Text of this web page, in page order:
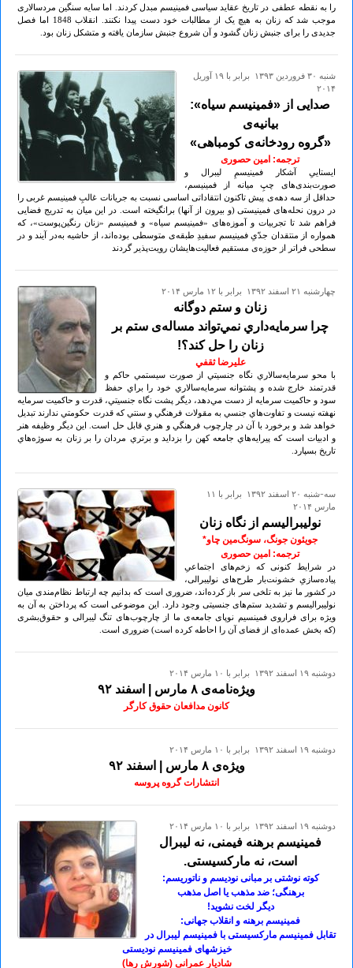
را به نقطه عطفی در تاریخ عقاید سیاسی فمینیسم مبدل کردند. اما سایه سنگین مردسالاری
موجب شد که زنان به هیچ یک از مطالبات خود دست پیدا نکنند. انقلاب 1848 اما فصل
جدیدی را برای جنبش زنان گشود و آن شروع جنبش سازمان یافته و متشکل زنان بود.
شنبه ۳۰ فروردين ۱۳۹۳ برابر با ۱۹ آوريل
۲۰۱۴
صدایی از «فمینیسم سیاه»:
بیانیه‌ی
«گروه رودخانه‌ی کومباهی»
ترجمه: امین حصوری
ایستاییِ آشکار فمینیسمِ لیبرال و
صورت‌بندی‌های چپِ میانه از فمینیسم،
حداقل از سه دهه‌ی پیش تاکنون انتقاداتی اساسی نسبت به جریانات غالبِ فمینیسم غربی را
در درون نحله‌های فمینیستی (و بیرون از آنها) برانگیخته است. در این میان به تدریج فضایی
فراهم شد تا تجربیات و آموزه‌‌های «فمینیسم سیاه» و فمینیسم «زنان رنگین‌پوست»، که
همواره از منتقدان جدّیِ فمینیسم سفیدِ طبقه‌ی متوسطی بوده‌اند،‌ از حاشیه‌‌‌ به‌در آیند و در
سطحی فراتر از حوزه‌ی مستقیم فعالیت‌هایشان رویت‌پذیر گردند
چهارشنبه ۲۱ اسفند ۱۳۹۲ برابر با ۱۲ مارس ۲۰۱۴
زنان و ستم دوگانه
چرا سرمايه‌داري نمي‌تواند مساله‌ی ستم بر
زنان را حل كند؟!
عليرضا ثقفي
با محو سرمايه‌سالاري نگاه جنسيتي از صورت سيستمي حاكم و
قدرتمند خارج شده و پشتوانه سرمايه‌سالاري خود را براي حفظ
سود و حاكميت سرمايه از دست مي‌دهد، ديگر پشت نگاه جنسيتي، قدرت و حاكميت سرمايه
نهفته نيست و تفاوت‌هاي جنسي به مقولات فرهنگي و سنتي كه قدرت حكومتي ندارند تبديل
خواهد شد و برخورد با آن در چارچوب فرهنگي و هنري قابل حل است. اين ديگر وظيفه هنر
و ادبيات است كه پيرايه‌هاي جامعه كهن را بزدايد و برتري مردان را بر زنان به سوژه‌هاي
تاريخ بسپارد.
سه-شنبه ۲۰ اسفند ۱۳۹۲ برابر با ۱۱
مارس ۲۰۱۴
نولیبرالیسم از نگاه زنان
جویئون جونگ، سونگ‌مین چاو*
ترجمه: امین حصوری
در شرایط کنونی که زخم‌های اجتماعیِ
پیاده‌سازیِ خشونت‌بار طرح‌های نولیبرالی،
در کشور ما نیز به تلخی سر باز کرده‌اند، ضروری است که بدانیم چه ارتباط نظام‌مندی میان
نولیبرالیسم و تشدید ستم‌های جنسیتی وجود دارد. این موضوعی است که پرداختن به آن به
ویژه برای فراروی فمینسیم نوپای جامعه‌ی ما از چارچوب‌های تنگ لیبرالی و حقوق‌بشری
(که بخش عمده‌ای از فضای آن را احاطه کرده است) ضروری است.
دوشنبه ۱۹ اسفند ۱۳۹۲ برابر با ۱۰ مارس ۲۰۱۴
ویژه‌نامه‌ی ۸ مارس | اسفند ۹۲
کانون مدافعان حقوق کارگر
دوشنبه ۱۹ اسفند ۱۳۹۲ برابر با ۱۰ مارس ۲۰۱۴
ویژه‌ی ۸ مارس | اسفند ۹۲
انتشارات گروه پروسه
دوشنبه ۱۹ اسفند ۱۳۹۲ برابر با ۱۰ مارس ۲۰۱۴
فمینیسم برهنه فیمنی، نه لیبرال
است، نه مارکسیستی.
کوته نوشتی بر مبانی نودیسم و ناتوریسم:
برهنگی؛ ضد مذهب یا اصل مذهب
دیگر لخت نشوید!
فمینیسم برهنه و انقلاب جهانی:
تقابل فمینیسم مارکسیستی با فمینیسم لیبرال در
خیزشهای فمینیسم نودیستی
شادیار عمرانی (شورش رها)